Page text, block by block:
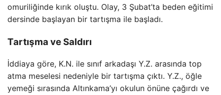
omuriliğinde kırık oluştu. Olay, 3 Şubat’ta beden eğitimi
dersinde başlayan bir tartışma ile başladı.
Tartışma ve Saldırı
İddiaya göre, K.N. ile sınıf arkadaşı Y.Z. arasında top
atma meselesi nedeniyle bir tartışma çıktı. Y.Z., öğle
yemeği sırasında Altınkama’yı okulun önüne çağırdı ve